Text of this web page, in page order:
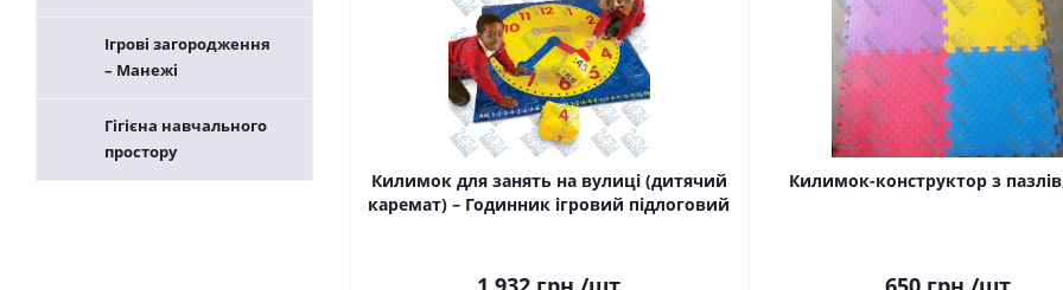
Килимок для занять на вулиці (дитячий
каремат) – Годинник ігровий підлоговий
Килимок-конструктор з
Ігрові загородження
– Манежі
Гігієна навчального
простору